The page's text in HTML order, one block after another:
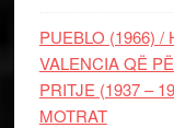
PUEBLO (1966) /
VALENCIA QË
PRITJE (1937 –
MOTRAT